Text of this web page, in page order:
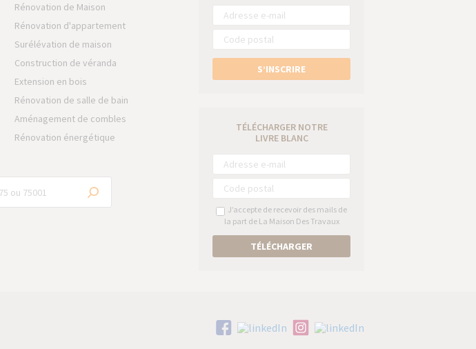
Rénovation de Maison
Rénovation d'appartement
Surélévation de maison
Construction de véranda
Extension en bois
Rénovation de salle de bain
Aménagement de combles
Rénovation énergétique
S’INSCRIRE
TÉLÉCHARGER NOTRE
LIVRE BLANC
J’accepte de recevoir des mails de
la part de La Maison Des Travaux
TÉLÉCHARGER